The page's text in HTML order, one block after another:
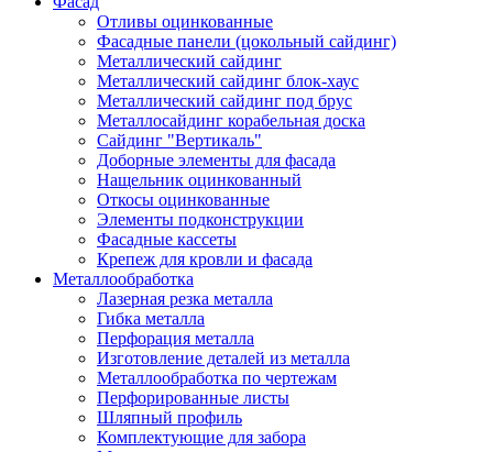
Отливы оцинкованные
Фасадные панели (цокольный сайдинг)
Металлический сайдинг
Металлический сайдинг блок-хаус
Металлический сайдинг под брус
Металлосайдинг корабельная доска
Сайдинг "Вертикаль"
Доборные элементы для фасада
Нащельник оцинкованный
Откосы оцинкованные
Элементы подконструкции
Фасадные кассеты
Крепеж для кровли и фасада
Металлообработка
Лазерная резка металла
Гибка металла
Перфорация металла
Изготовление деталей из металла
Металлообработка по чертежам
Перфорированные листы
Шляпный профиль
Комплектующие для забора